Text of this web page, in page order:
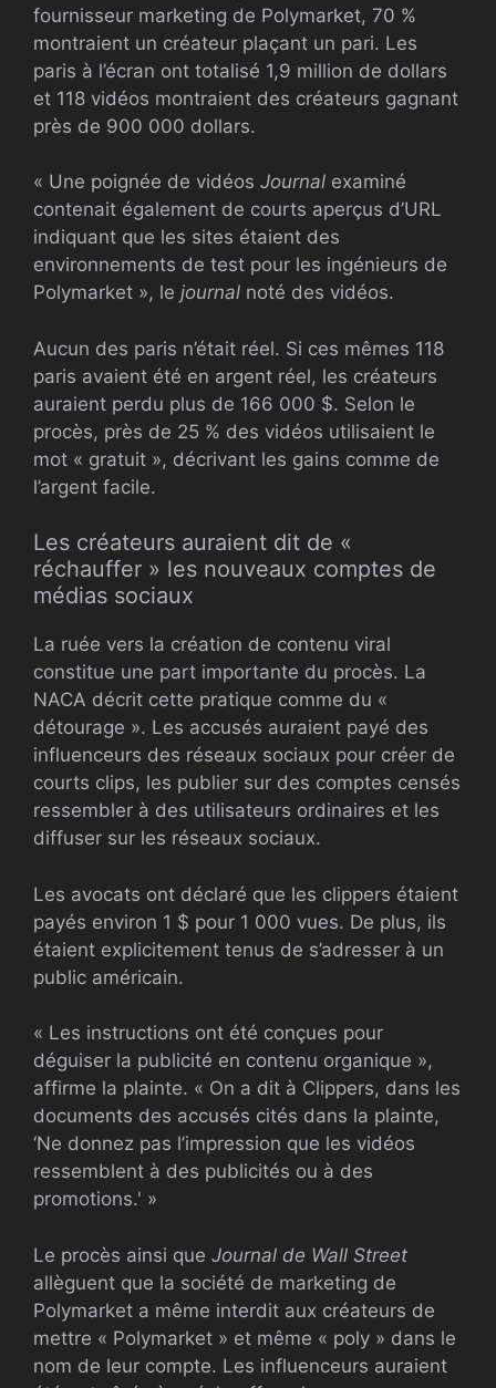
fournisseur marketing de Polymarket, 70 %
montraient un créateur plaçant un pari. Les
paris à l’écran ont totalisé 1,9 million de dollars
et 118 vidéos montraient des créateurs gagnant
près de 900 000 dollars.
« Une poignée de vidéos Journal examiné
contenait également de courts aperçus d’URL
indiquant que les sites étaient des
environnements de test pour les ingénieurs de
Polymarket », le journal noté des vidéos.
Aucun des paris n’était réel. Si ces mêmes 118
paris avaient été en argent réel, les créateurs
auraient perdu plus de 166 000 $. Selon le
procès, près de 25 % des vidéos utilisaient le
mot « gratuit », décrivant les gains comme de
l’argent facile.
Les créateurs auraient dit de «
réchauffer » les nouveaux comptes de
médias sociaux
La ruée vers la création de contenu viral
constitue une part importante du procès. La
NACA décrit cette pratique comme du «
détourage ». Les accusés auraient payé des
influenceurs des réseaux sociaux pour créer de
courts clips, les publier sur des comptes censés
ressembler à des utilisateurs ordinaires et les
diffuser sur les réseaux sociaux.
Les avocats ont déclaré que les clippers étaient
payés environ 1 $ pour 1 000 vues. De plus, ils
étaient explicitement tenus de s’adresser à un
public américain.
« Les instructions ont été conçues pour
déguiser la publicité en contenu organique »,
affirme la plainte. « On a dit à Clippers, dans les
documents des accusés cités dans la plainte,
‘Ne donnez pas l’impression que les vidéos
ressemblent à des publicités ou à des
promotions.' »
Le procès ainsi que Journal de Wall Street
allèguent que la société de marketing de
Polymarket a même interdit aux créateurs de
mettre « Polymarket » et même « poly » dans le
nom de leur compte. Les influenceurs auraient